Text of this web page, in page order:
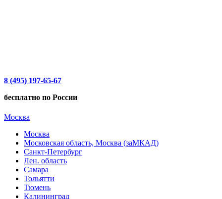
8 (495) 197-65-67
бесплатно по России
Москва
Москва
Московская область, Москва (заМКАД)
Санкт-Петербург
Лен. область
Самара
Тольятти
Тюмень
Калининград